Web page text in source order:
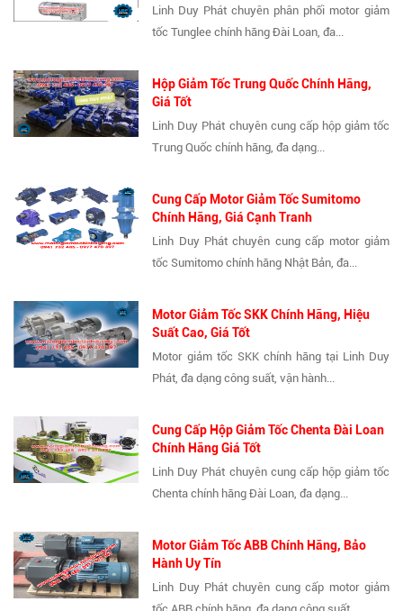
Linh Duy Phát chuyên phân phối motor giảm
tốc Tunglee chính hãng Đài Loan, đa...
Hộp Giảm Tốc Trung Quốc Chính Hãng,
Giá Tốt
Linh Duy Phát chuyên cung cấp hộp giảm tốc
Trung Quốc chính hãng, đa dạng...
Cung Cấp Motor Giảm Tốc Sumitomo
Chính Hãng, Giá Cạnh Tranh
Linh Duy Phát chuyên cung cấp motor giảm
tốc Sumitomo chính hãng Nhật Bản, đa...
Motor Giảm Tốc SKK Chính Hãng, Hiệu
Suất Cao, Giá Tốt
Motor giảm tốc SKK chính hãng tại Linh Duy
Phát, đa dạng công suất, vận hành...
Cung Cấp Hộp Giảm Tốc Chenta Đài Loan
Chính Hãng Giá Tốt
Linh Duy Phát chuyên cung cấp hộp giảm tốc
Chenta chính hãng Đài Loan, đa dạng...
Motor Giảm Tốc ABB Chính Hãng, Bảo
Hành Uy Tín
Linh Duy Phát chuyên cung cấp motor giảm